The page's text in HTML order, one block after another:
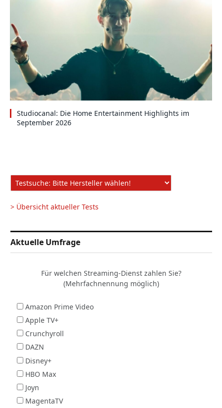
Studiocanal: Die Home Entertainment Highlights im
September 2026
> Übersicht aktueller Tests
Aktuelle Umfrage
Für welchen Streaming-Dienst zahlen Sie?
(Mehrfachnennung möglich)
Amazon Prime Video
Apple TV+
Crunchyroll
DAZN
Disney+
HBO Max
Joyn
MagentaTV